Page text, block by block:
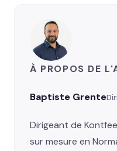
À PROPOS DE
Baptiste Grente
Dirigeant de
sur mesure en